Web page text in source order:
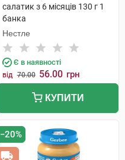
салатик з 6 місяців 130 г 1
банка
Нестле
Є в наявності
від 70.00 56.00 грн
КУПИТИ
−20%